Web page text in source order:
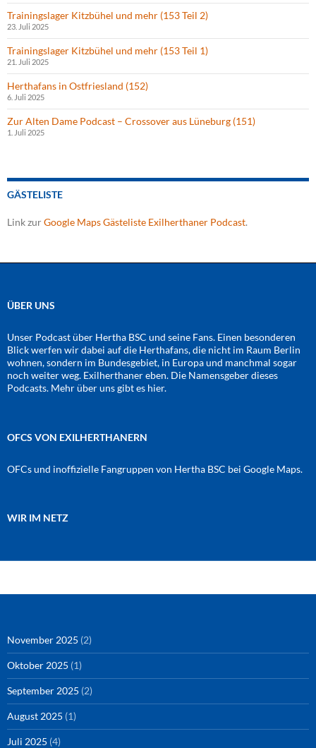
Trainingslager Kitzbühel und mehr (153 Teil 2)
23. Juli 2025
Trainingslager Kitzbühel und mehr (153 Teil 1)
21. Juli 2025
Herthafans in Ostfriesland (152)
6. Juli 2025
Zur Alten Dame Podcast – Crossover aus Lüneburg (151)
1. Juli 2025
GÄSTELISTE
Link zurGoogle Maps Gästeliste Exilherthaner Podcast.
ÜBER UNS
Unser Podcast über Hertha BSC und seine Fans. Einen besonderen
Blick werfen wir dabei auf die Herthafans, die nicht im Raum Berlin
wohnen, sondern im Bundesgebiet, in Europa und manchmal sogar
noch weiter weg. Exilherthaner eben. Die Namensgeber dieses
Podcasts. Mehr über uns gibt es hier.
OFCS VON EXILHERTHANERN
OFCs und inoffizielle Fangruppen von Hertha BSC bei Google Maps.
WIR IM NETZ
November 2025 (2)
Oktober 2025 (1)
September 2025 (2)
August 2025 (1)
Juli 2025 (4)